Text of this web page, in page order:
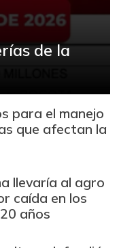
de la
para el manejo
que afectan la
llevaría al agro
caída en los
años